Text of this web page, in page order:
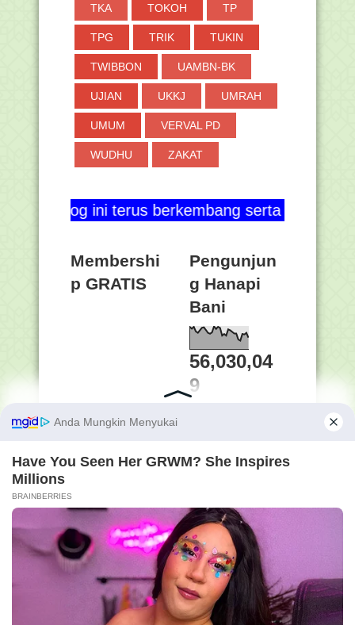
TKA TOKOH TP
TPG TRIK TUKIN
TWIBBON UAMBN-BK
UJIAN UKKJ UMRAH
UMUM VERVAL PD
WUDHU ZAKAT
ini terus berkembang serta berguna bagi
Membershi
p GRATIS
Pengunjun
g Hanapi
Bani
56,030,04
9
Penelusuran Semua Isi